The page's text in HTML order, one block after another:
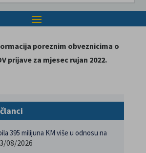
poreznim obveznicima o
prijave za mjesec rujan 2022.
395 milijuna KM više u odnosu na
08/2026